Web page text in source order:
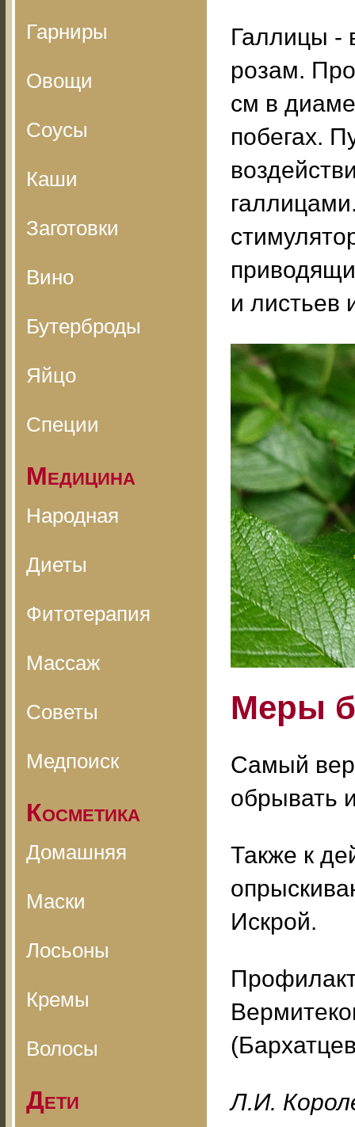
Гарниры
Овощи
Соусы
Каши
Заготовки
Вино
Бутерброды
Яйцо
Специи
Медицина
Народная
Диеты
Фитотерапия
Массаж
Советы
Медпоиск
Косметика
Домашняя
Маски
Лосьоны
Кремы
Волосы
Дети
Галлицы -
розам.
см в
побегах.
и листьев
Меры
Самый
обрывать
Также к
Искрой.
Л.И.